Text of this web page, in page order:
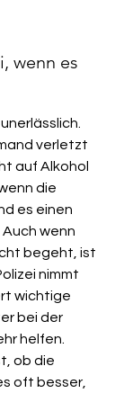
wenn es
verletzt
auf Alkohol
die
es einen
wenn
begeht, ist
nimmt
wichtige
bei der
helfen.
ob die
oft besser,